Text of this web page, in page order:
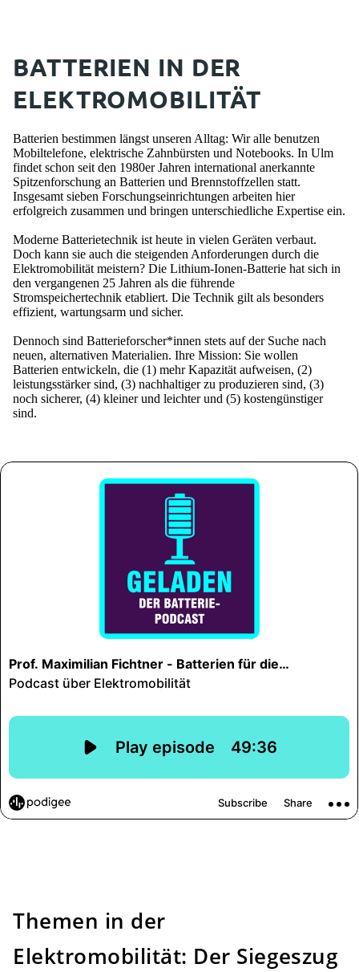
BATTERIEN IN DER
ELEKTROMOBILITÄT
Batterien bestimmen längst unseren Alltag: Wir alle benutzen
Mobiltelefone, elektrische Zahnbürsten und Notebooks. In Ulm
findet schon seit den 1980er Jahren international anerkannte
Spitzenforschung an Batterien und Brennstoffzellen statt.
Insgesamt sieben Forschungseinrichtungen arbeiten hier
erfolgreich zusammen und bringen unterschiedliche Expertise ein.
Moderne Batterietechnik ist heute in vielen Geräten verbaut.
Doch kann sie auch die steigenden Anforderungen durch die
Elektromobilität meistern? Die Lithium-Ionen-Batterie hat sich in
den vergangenen 25 Jahren als die führende
Stromspeichertechnik etabliert. Die Technik gilt als besonders
effizient, wartungsarm und sicher.
Dennoch sind Batterieforscher*innen stets auf der Suche nach
neuen, alternativen Materialien. Ihre Mission: Sie wollen
Batterien entwickeln, die (1) mehr Kapazität aufweisen, (2)
leistungsstärker sind, (3) nachhaltiger zu produzieren sind, (3)
noch sicherer, (4) kleiner und leichter und (5) kostengünstiger
sind.
Themen in der
Elektromobilität: Der Siegeszug